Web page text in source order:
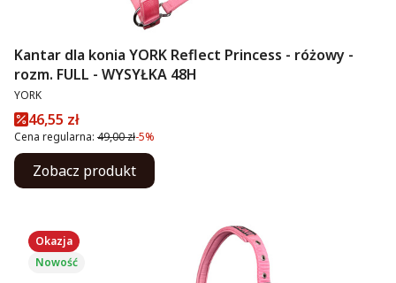
Kantar dla konia YORK Reflect Princess - różowy -
rozm. FULL - WYSYŁKA 48H
PRODUCENT
YORK
Cena promocyjna
46,55 zł
Cena regularna: 49,00 zł-5%
Zobacz produkt
Okazja
Nowość